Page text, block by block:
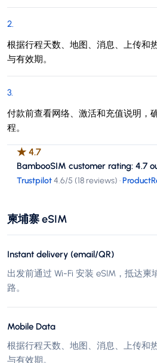
2.
根据行程天数、地图、消息、上传和
与有效期。
3.
付款前查看网络、激活和充值说明，
程。
★ 4.7
BambooSIM customer rating: 4.7
Trustpilot4.6/5 (18 reviews) ·
柬埔寨 eSIM
Instant delivery (email/QR)
出发前通过 Wi-Fi 安装 eSIM，抵达
路。
Mobile Data
根据行程天数、地图、消息、上传和
与有效期。